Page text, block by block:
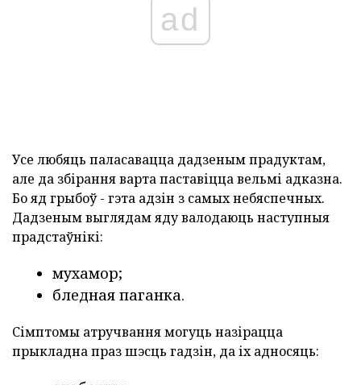
ad
Усе любяць паласавацца дадзеным прадуктам,
але да збірання варта паставіцца вельмі адказна.
Бо яд грыбоў - гэта адзін з самых небяспечных.
Дадзеным выглядам яду валодаюць наступныя
прадстаўнікі:
мухамор;
бледная паганка.
Сімптомы атручвання могуць назірацца
прыкладна праз шэсць гадзін, да іх адносяць: